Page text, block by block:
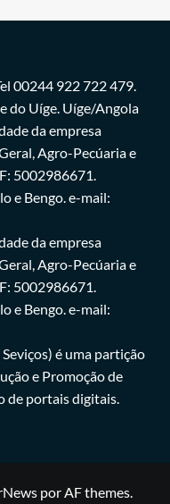
00244 922 722 479.
do Uíge. Uíge/Angola
da empresa
Agro-Pecúaria e
5002986671.
e Bengo. e-mail:
da empresa
Agro-Pecúaria e
5002986671.
e Bengo. e-mail:
é uma partição
e Promoção de
de portais digitais.
por AF themes.